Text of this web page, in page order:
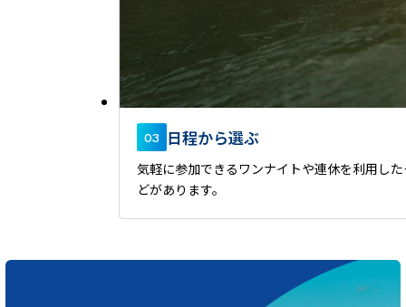
03 日程から選ぶ
気軽に参加できるワンナイトや連休を利用し
どがあります。